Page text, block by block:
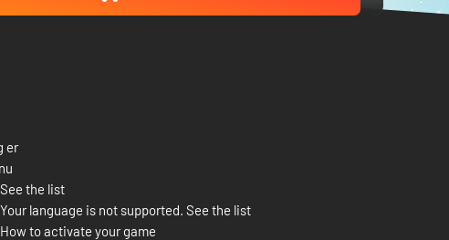
er
See the list
Your language is not supported. See the list
How to activate your game